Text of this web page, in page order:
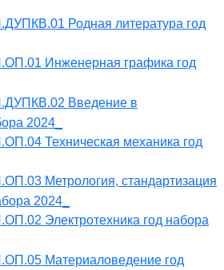
Родная литература год
Инженерная графика год
Введение в
2024_
Техническая механика год
Метрология, стандартизация
2024_
Электротехника год набора
Материаловедение год